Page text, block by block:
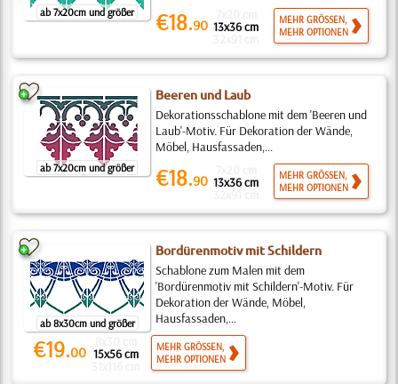
ab 7x20cm und größer €18.90 13x36 cm
MEHR GRÖSSEN,
MEHR OPTIONEN
ab 7x20cm und größer
Beeren und Laub
Dekorationsschablone mit dem 'Beeren und
Laub'-Motiv. Für Dekoration der Wände,
Möbel, Hausfassaden,...
€18.90 13x36 cm
MEHR GRÖSSEN,
MEHR OPTIONEN
ab 8x30cm und größer
Bordürenmotiv mit Schildern
Schablone zum Malen mit dem
'Bordürenmotiv mit Schildern'-Motiv. Für
Dekoration der Wände, Möbel,
Hausfassaden,...
€19.00 15x56 cm
MEHR GRÖSSEN,
MEHR OPTIONEN